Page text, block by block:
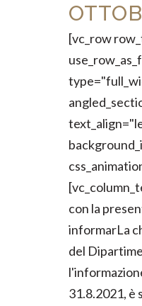
[vc_row
con la
informarLa
del
31.8.2021, è